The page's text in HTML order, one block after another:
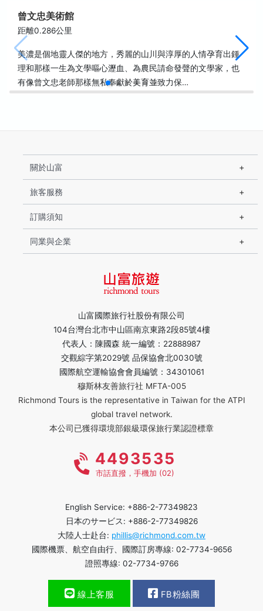
曾文忠美術館
距離0.286公里
美濃是個地靈人傑的地方，秀麗的山川與淳厚的人情孕育出鍾
理和那樣一生為文學嘔心瀝血、為農民請命發聲的文學家，也
有像曾文忠老師那樣無私奉獻於美育並致力保…
山富國際旅行社股份有限公司
104台灣台北市中山區南京東路2段85號4樓
代表人：陳國森 統一編號：22888987
交觀綜字第2029號 品保協會北0030號
國際航空運輸協會會員編號：34301061
穆斯林友善旅行社 MFTA-005
Richmond Tours is the representative in Taiwan for the ATPI
global travel network.
本公司已獲得環境部銀級環保旅行業認證標章
關於山富
旅客服務
訂購須知
同業與企業
4493535
市話直撥，手機加 (02)
English Service: +886-2-77349823
日本のサービス: +886-2-77349826
大陸人士赴台: phillis@richmond.com.tw
國際機票、航空自由行、國際訂房專線: 02-7734-9656
證照專線: 02-7734-9766
線上客服 FB粉絲團